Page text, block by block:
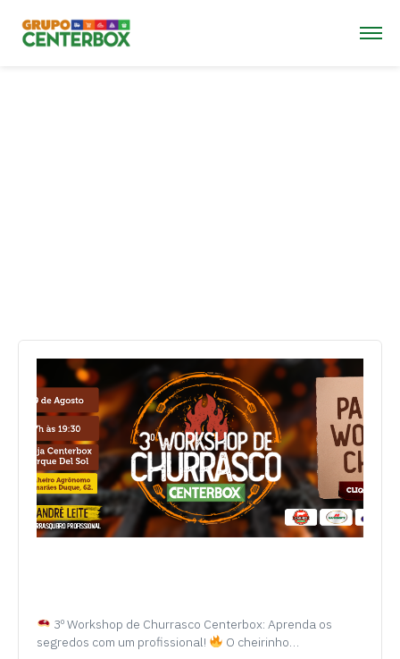
3º Workshop de Churrasco Centerbox: Aprenda os
segredos com um profissional!
O cheirinho…